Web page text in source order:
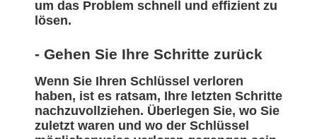
um das Problem schnell und effizient zu
lösen.
- Gehen Sie Ihre Schritte zurück
Wenn Sie Ihren Schlüssel verloren
haben, ist es ratsam, Ihre letzten Schritte
nachzuvollziehen. Überlegen Sie, wo Sie
zuletzt waren und wo der Schlüssel